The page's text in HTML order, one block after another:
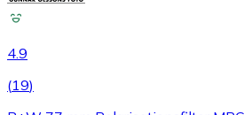
4.9
(19)